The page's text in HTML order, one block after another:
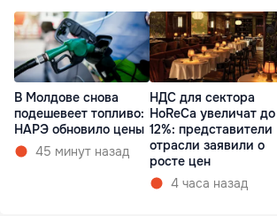
В Молдове снова
подешевеет топливо:
НАРЭ обновило цены
45 минут назад
НДС для сектора
HoReCa увеличат до
12%: представители
отрасли заявили о
росте цен
4 часа назад